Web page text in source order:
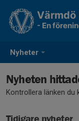
Nyheter
Värmdö
- En
Nyheten
Kontrollera länken du